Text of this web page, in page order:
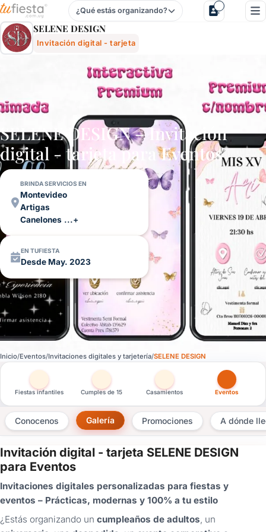
Selene Design - Invitación Digital - Tarjeta Para Fiestas Y
¿Qué estás organizando?
SELENE DESIGN
Invitación digital - tarjeta
SELENE DESIGN – Invitación
digital - tarjeta paraEventos
BRINDA SERVICIOS EN
Montevideo
Artigas
Canelones ...+
EN TUFIESTA
Desde May. 2023
Inicio Eventos Invitaciones digitales y tarjetería SELENE DESIGN
Otras versiones de esta ficha por tipo de festejo
Fiestas infantiles Cumples de 15 Casamientos Eventos
Conocenos Galería Promociones A dónde
Invitación digital - tarjeta SELENE DESIGN
para Eventos
Invitaciones digitales personalizadas para fiestas y
eventos – Prácticas, modernas y 100% a tu estilo
¿Estás organizando un cumpleaños de adultos, un
×
Consultar
tenés
cuenta?